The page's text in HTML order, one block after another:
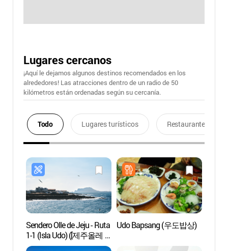
Lugares cercanos
¡Aquí le dejamos algunos destinos recomendados en los
alrededores! Las atracciones dentro de un radio de 50
kilómetros están ordenadas según su cercanía.
Todo Lugares turísticos Restaurantes
Sendero Olle de Jeju - Ruta
1-1 (Isla Udo) ([제주올레 1-
1코스] 우도올레)
Udo Bapsang (우도밥상)